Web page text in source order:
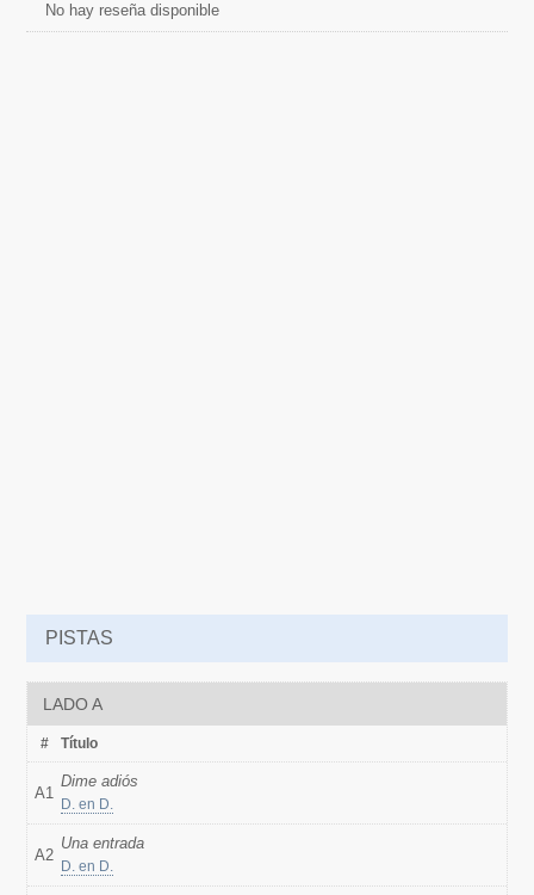
No hay reseña disponible
PISTAS
LADO A
# Título
A1
Dime adiós
D. en D.
A2
Una entrada
D. en D.